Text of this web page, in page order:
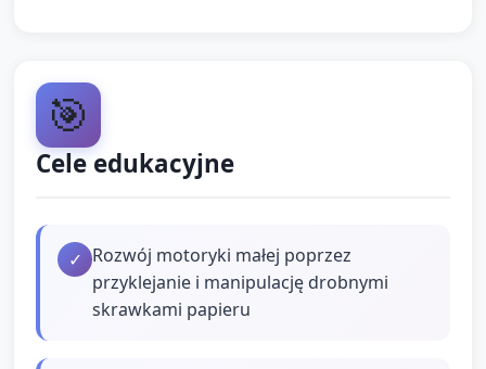
🎯
Cele edukacyjne
✓ Rozwój motoryki małej poprzez
przyklejanie i manipulację drobnymi
skrawkami papieru